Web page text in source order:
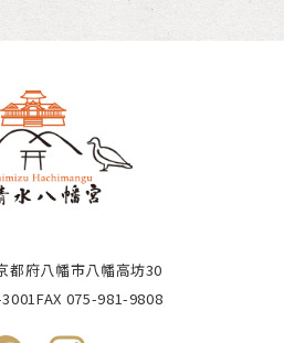
都府八幡市八幡高坊30
FAX 075-981-9808